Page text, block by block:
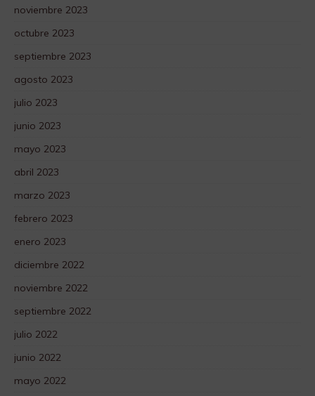
noviembre 2023
octubre 2023
septiembre 2023
agosto 2023
julio 2023
junio 2023
mayo 2023
abril 2023
marzo 2023
febrero 2023
enero 2023
diciembre 2022
noviembre 2022
septiembre 2022
julio 2022
junio 2022
mayo 2022